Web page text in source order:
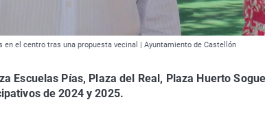
el centro tras una propuesta vecinal | Ayuntamiento de Castellón
Escuelas Pías, Plaza del Real, Plaza Huerto
de 2024 y 2025.